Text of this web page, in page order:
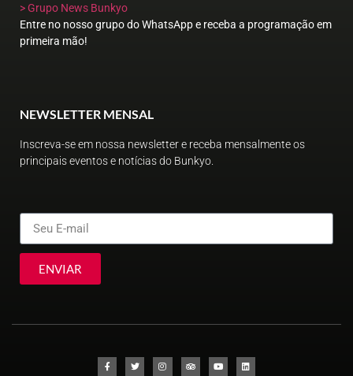
> Grupo News Bunkyo
Entre no nosso grupo do WhatsApp e receba a programação em
primeira mão!
NEWSLETTER MENSAL
Inscreva-se em nossa newsletter e receba mensalmente os
principais eventos e notícias do Bunkyo.
ENVIAR